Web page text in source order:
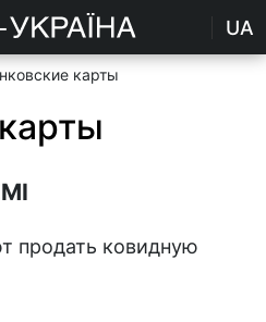
UA
карты
продать ковидную